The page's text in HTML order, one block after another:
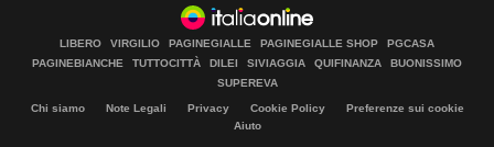
LIBERO VIRGILIO PAGINEGIALLE PAGINEGIALLE SHOP
PGCASA
PAGINEBIANCHE
TUTTOCITTÀ DILEI SIVIAGGIA QUIFINANZA
BUONISSIMO
SUPEREVA
Chi siamo Note Legali Privacy Cookie Policy
Preferenze sui cookie
Aiuto